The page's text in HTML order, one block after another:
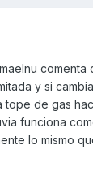
comenta
y si
de gas
funciona
lo mismo